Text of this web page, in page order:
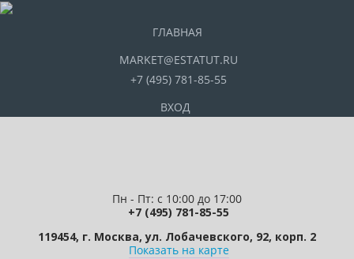
ГЛАВНАЯ
MARKET@ESTATUT.RU
+7 (495) 781-85-55
ВХОД
Пн - Пт: с 10:00 до 17:00
+7 (495) 781-85-55
119454, г. Москва, ул. Лобачевского, 92, корп. 2
Показать на карте